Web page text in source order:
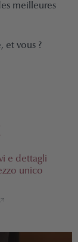
meilleures
et vous ?
e dettagli
unico